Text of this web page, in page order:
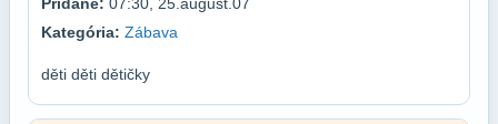
Kategória: Zábava
děti děti dětičky